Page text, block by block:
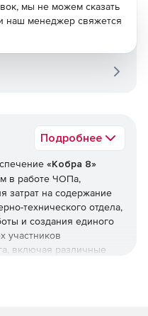
Подробнее
«Кобра 8»
в работе ЧОПа,
затрат на содержание
технического отдела,
и создания единого
участников
включая различные
мы не можем сказать
наш менеджер свяжется